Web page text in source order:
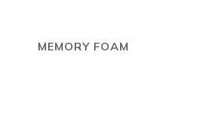
MEMORY FOAM